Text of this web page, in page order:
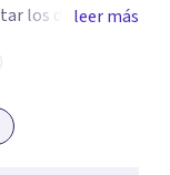
los desafíos de
cada individuo
Mi labor
este proceso
y
leer más